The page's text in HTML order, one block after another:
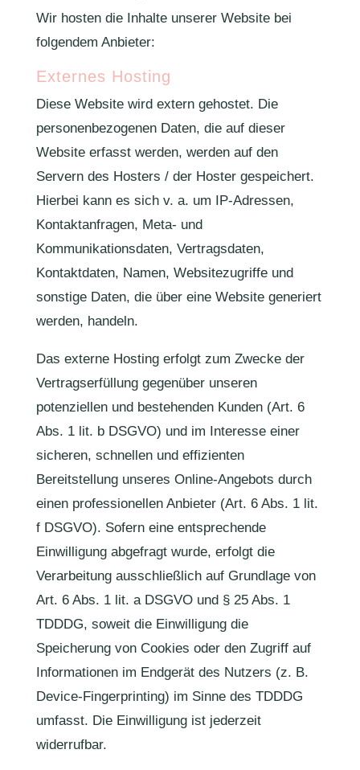
Wir hosten die Inhalte unserer Website bei
folgendem Anbieter:
Externes Hosting
Diese Website wird extern gehostet. Die
personenbezogenen Daten, die auf dieser
Website erfasst werden, werden auf den
Servern des Hosters / der Hoster gespeichert.
Hierbei kann es sich v. a. um IP-Adressen,
Kontaktanfragen, Meta- und
Kommunikationsdaten, Vertragsdaten,
Kontaktdaten, Namen, Websitezugriffe und
sonstige Daten, die über eine Website generiert
werden, handeln.
Das externe Hosting erfolgt zum Zwecke der
Vertragserfüllung gegenüber unseren
potenziellen und bestehenden Kunden (Art. 6
Abs. 1 lit. b DSGVO) und im Interesse einer
sicheren, schnellen und effizienten
Bereitstellung unseres Online-Angebots durch
einen professionellen Anbieter (Art. 6 Abs. 1 lit.
f DSGVO). Sofern eine entsprechende
Einwilligung abgefragt wurde, erfolgt die
Verarbeitung ausschließlich auf Grundlage von
Art. 6 Abs. 1 lit. a DSGVO und § 25 Abs. 1
TDDDG, soweit die Einwilligung die
Speicherung von Cookies oder den Zugriff auf
Informationen im Endgerät des Nutzers (z. B.
Device-Fingerprinting) im Sinne des TDDDG
umfasst. Die Einwilligung ist jederzeit
widerrufbar.